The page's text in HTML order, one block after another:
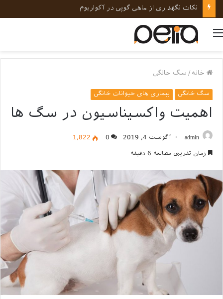
نکات نگهداری از ماهی گوپی در آکواریوم
منو
خانه / سگ خانگی
سگ خانگی بیماری های حیوانات خانگی
اهمیت واکسیناسیون در سگ ها
admin آگوست 4, 2019 0
1,822
زمان تقریبی مطالعه 6 دقیقه